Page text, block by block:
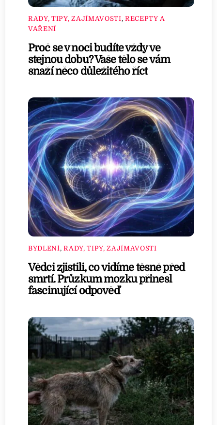
RADY, TIPY, ZAJÍMAVOSTI, RECEPTY A
VAŘENÍ
Proč se v noci budíte vždy ve
stejnou dobu? Vaše tělo se vám
snaží něco důležitého říct
BYDLENÍ,RADY, TIPY, ZAJÍMAVOSTI
Vědci zjistili, co vidíme těsně před
smrtí. Průzkum mozku přinesl
fascinující odpověď